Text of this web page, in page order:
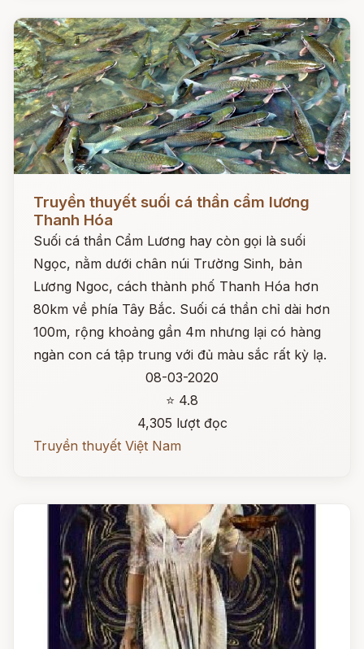
Đọc ngay
Truyền thuyết suối cá thần cẩm lương
Thanh Hóa
Suối cá thần Cẩm Lương hay còn gọi là suối
Ngọc, nằm dưới chân núi Trường Sinh, bản
Lương Ngoc, cách thành phố Thanh Hóa hơn
80km về phía Tây Bắc. Suối cá thần chỉ dài hơn
100m, rộng khoảng gần 4m nhưng lại có hàng
ngàn con cá tập trung với đủ màu sắc rất kỳ lạ.
08-03-2020
⭐ 4.8
4,305 lượt đọc
Truyền thuyết Việt Nam